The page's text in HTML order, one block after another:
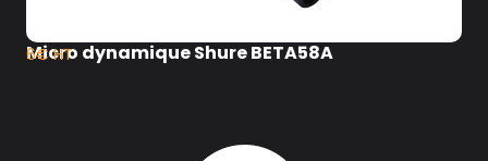
Micro dynamique Shure BETA58A
6€ HT